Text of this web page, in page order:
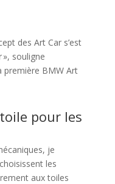
des Art Car s’est
souligne
première BMW Art
pour les
je
les
aux toiles